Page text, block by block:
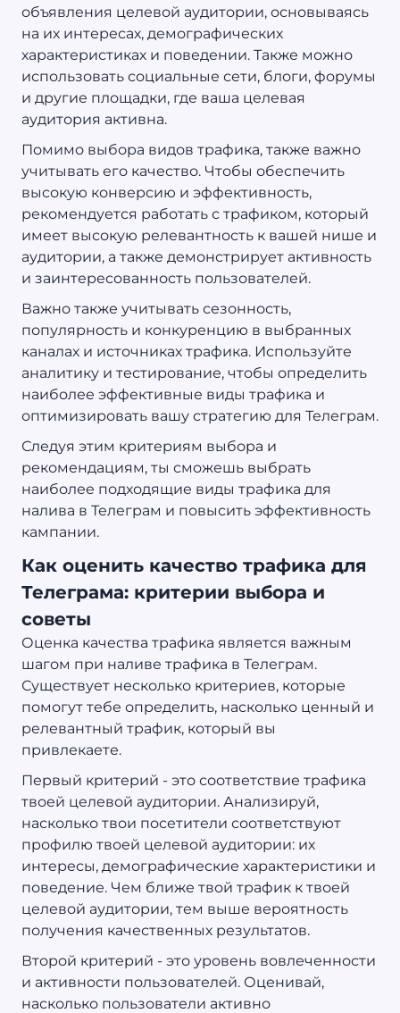
объявления целевой аудитории, основываясь
на их интересах, демографических
характеристиках и поведении. Также можно
использовать социальные сети, блоги, форумы
и другие площадки, где ваша целевая
аудитория активна.
Помимо выбора видов трафика, также важно
учитывать его качество. Чтобы обеспечить
высокую конверсию и эффективность,
рекомендуется работать с трафиком, который
имеет высокую релевантность к вашей нише и
аудитории, а также демонстрирует активность
и заинтересованность пользователей.
Важно также учитывать сезонность,
популярность и конкуренцию в выбранных
каналах и источниках трафика. Используйте
аналитику и тестирование, чтобы определить
наиболее эффективные виды трафика и
оптимизировать вашу стратегию для Телеграм.
Следуя этим критериям выбора и
рекомендациям, ты сможешь выбрать
наиболее подходящие виды трафика для
налива в Телеграм и повысить эффективность
кампании.
Как оценить качество трафика для
Телеграма: критерии выбора и
советы
Оценка качества трафика является важным
шагом при наливе трафика в Телеграм.
Существует несколько критериев, которые
помогут тебе определить, насколько ценный и
релевантный трафик, который вы
привлекаете.
Первый критерий - это соответствие трафика
твоей целевой аудитории. Анализируй,
насколько твои посетители соответствуют
профилю твоей целевой аудитории: их
интересы, демографические характеристики и
поведение. Чем ближе твой трафик к твоей
целевой аудитории, тем выше вероятность
получения качественных результатов.
Второй критерий - это уровень вовлеченности
и активности пользователей. Оценивай,
насколько пользователи активно